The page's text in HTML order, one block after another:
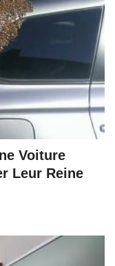
Voiture
Leur Reine